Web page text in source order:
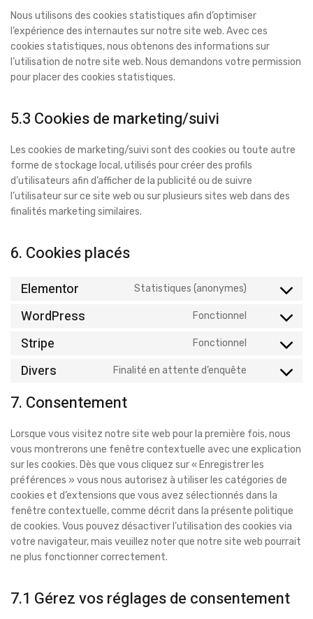
Nous utilisons des cookies statistiques afin d’optimiser
l’expérience des internautes sur notre site web. Avec ces
cookies statistiques, nous obtenons des informations sur
l’utilisation de notre site web. Nous demandons votre permission
pour placer des cookies statistiques.
5.3 Cookies de marketing/suivi
Les cookies de marketing/suivi sont des cookies ou toute autre
forme de stockage local, utilisés pour créer des profils
d’utilisateurs afin d’afficher de la publicité ou de suivre
l’utilisateur sur ce site web ou sur plusieurs sites web dans des
finalités marketing similaires.
6. Cookies placés
Elementor Statistiques (anonymes)
WordPress Fonctionnel
Stripe Fonctionnel
Divers Finalité en attente d’enquête
7. Consentement
Lorsque vous visitez notre site web pour la première fois, nous
vous montrerons une fenêtre contextuelle avec une explication
sur les cookies. Dès que vous cliquez sur « Enregistrer les
préférences » vous nous autorisez à utiliser les catégories de
cookies et d’extensions que vous avez sélectionnés dans la
fenêtre contextuelle, comme décrit dans la présente politique
de cookies. Vous pouvez désactiver l’utilisation des cookies via
votre navigateur, mais veuillez noter que notre site web pourrait
ne plus fonctionner correctement.
7.1 Gérez vos réglages de consentement